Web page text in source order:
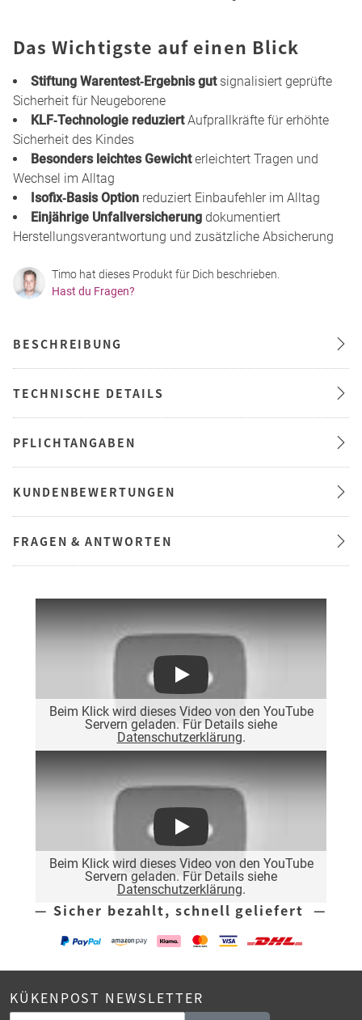
Das Wichtigste auf einen Blick
Stiftung Warentest‑Ergebnis gutsignalisiert geprüfte
Sicherheit für Neugeborene
KLF‑Technologie reduziertAufprallkräfte für erhöhte
Sicherheit des Kindes
Besonders leichtes Gewichterleichtert Tragen und
Wechsel im Alltag
Isofix‑Basis Option reduziert Einbaufehler im Alltag
Einjährige Unfallversicherung dokumentiert
Herstellungsverantwortung und zusätzliche Absicherung
Timo hat dieses Produkt für Dich beschrieben.
Hast du Fragen?
BESCHREIBUNG
TECHNISCHE DETAILS
PFLICHTANGABEN
KUNDENBEWERTUNGEN
FRAGEN & ANTWORTEN
Beim Klick wird dieses Video von den YouTube
Servern geladen. Für Details siehe
Datenschutzerklärung.
Play
Beim Klick wird dieses Video von den YouTube
Servern geladen. Für Details siehe
Datenschutzerklärung.
Play
— Sicher bezahlt, schnell geliefert —
KÜKENPOST NEWSLETTER